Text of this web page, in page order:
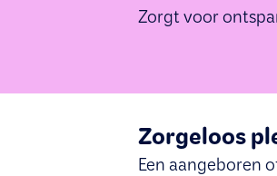
Zorgt voor
Zorgeloos
Een aangeboren